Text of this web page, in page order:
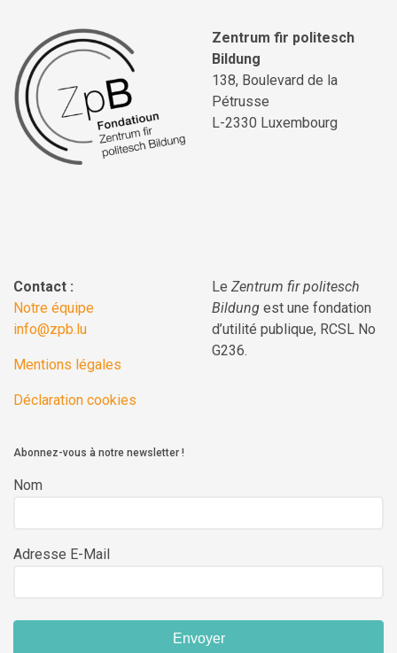
Zentrum fir politesch
Bildung
138, Boulevard de la
Pétrusse
L-2330 Luxembourg
Contact :
Notre équipe
info@zpb.lu
Mentions légales
Déclaration cookies
Le Zentrum fir politesch
Bildung est une fondation
d’utilité publique, RCSL No
G236.
Abonnez-vous à notre newsletter !
Nom
Adresse E-Mail
Envoyer